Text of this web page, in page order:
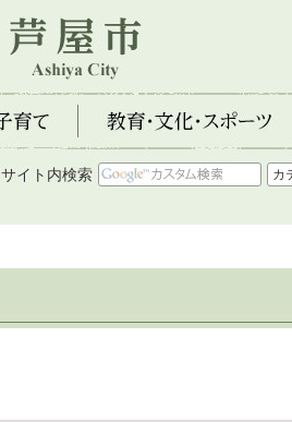
教育・文化・スポーツ
サイト内検索